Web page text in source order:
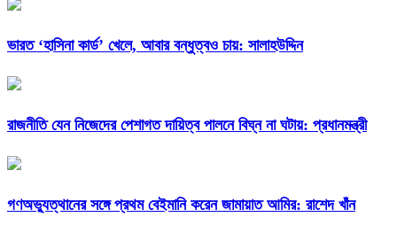
ভারত ‘হাসিনা কার্ড’ খেলে, আবার বন্ধুত্বও চায়: সালাহউদ্দিন
রাজনীতি যেন নিজেদের পেশাগত দায়িত্ব পালনে বিঘ্ন না ঘটায়: প্রধানমন্ত্রী
গণঅভ্যুত্থানের সঙ্গে প্রথম বেইমানি করেন জামায়াত আমির: রাশেদ খাঁন